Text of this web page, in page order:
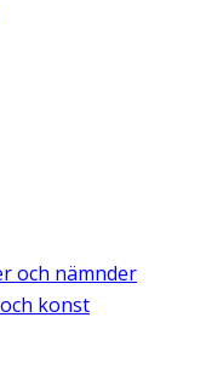
och nämnder
konst